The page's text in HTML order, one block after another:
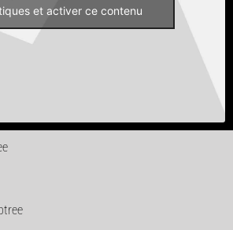
et activer ce contenu